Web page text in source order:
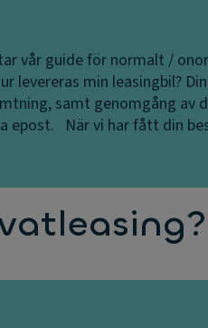
vår guide för normalt /
levereras min leasingbil?
samt genomgång av
epost. När vi har fått din